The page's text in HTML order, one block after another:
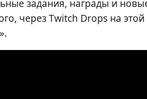
задания, награды и
через Twitch Drops на